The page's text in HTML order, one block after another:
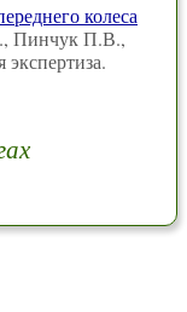
колеса
Пинчук П.В.,